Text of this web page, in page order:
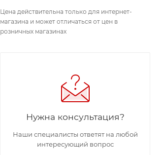
Цена действительна только для интернет-
магазина и может отличаться от цен в
розничных магазинах
Нужна консультация?
Наши специалисты ответят на любой
интересующий вопрос